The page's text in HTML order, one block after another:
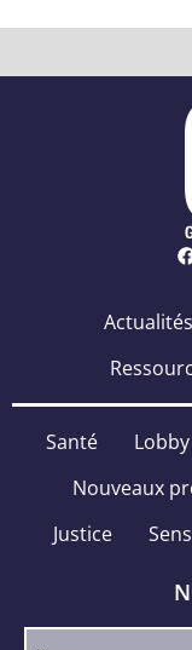
Actualités
Santé Lobby
Nouveaux
Justice